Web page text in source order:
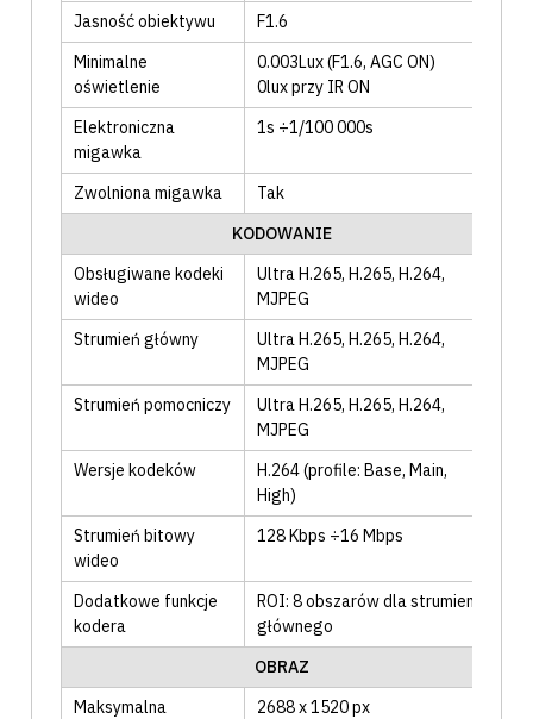
Jasność obiektywu
F1.6
Minimalne
oświetlenie
0.003Lux (F1.6, AGC ON)
0lux przy IR ON
Elektroniczna
migawka
1s ÷1/100 000s
Zwolniona migawka
Tak
KODOWANIE
Obsługiwane kodeki
wideo
Ultra H.265, H.265, H.264,
MJPEG
Strumień główny
Ultra H.265, H.265, H.264,
MJPEG
Strumień pomocniczy
Ultra H.265, H.265, H.264,
MJPEG
Wersje kodeków
H.264 (profile: Base, Main,
High)
Strumień bitowy
wideo
128 Kbps ÷16 Mbps
Dodatkowe funkcje
kodera
ROI: 8 obszarów dla strumienia
głównego
OBRAZ
Maksymalna
2688 x 1520 px